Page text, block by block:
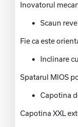
Inovatorul
Scaun
Fie ca este
Inclinare
Spatarul MIOS
Capotina
Capotina XXL